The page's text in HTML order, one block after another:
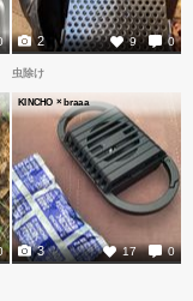
9 0
2
虫除け
KINCHO × braaa
17 0
3